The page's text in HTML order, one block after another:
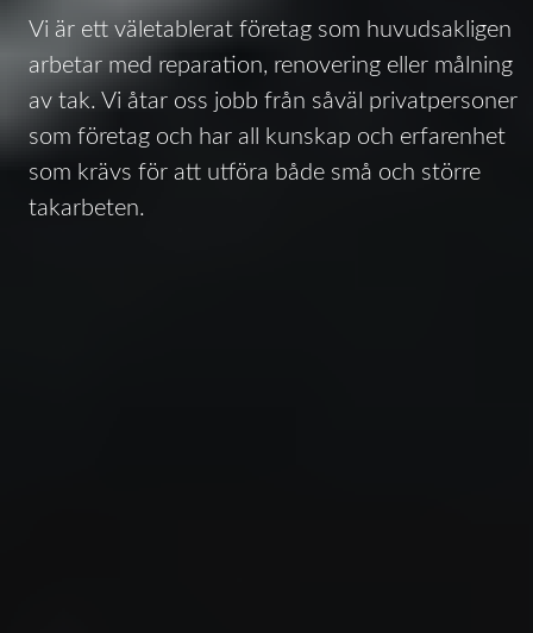
Vi är ett väletablerat företag som huvudsakligen
arbetar med reparation, renovering eller målning
av tak. Vi åtar oss jobb från såväl privatpersoner
som företag och har all kunskap och erfarenhet
som krävs för att utföra både små och större
takarbeten.